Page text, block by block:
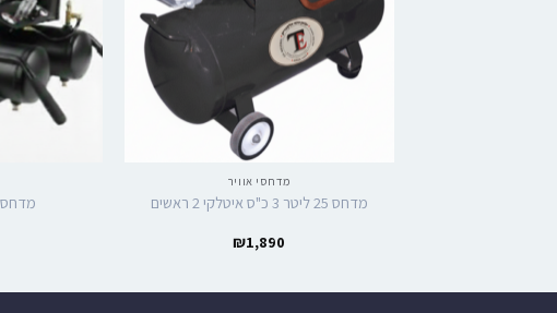
מדחסי אוויר
מדחס 25 ליטר 3 כ"ס איטלקי 2 ראשים
₪1,890
מדחס